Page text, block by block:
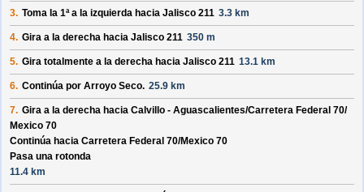
3. Toma la 1ª a la izquierda hacia Jalisco 211 3.3 km
4. Gira a la derecha hacia Jalisco 211 350 m
5. Gira totalmente a la derecha hacia Jalisco 211 13.1 km
6. Continúa por Arroyo Seco. 25.9 km
7. Gira a la derecha hacia Calvillo - Aguascalientes/Carretera Federal 70/
Mexico 70
Continúa hacia Carretera Federal 70/Mexico 70
Pasa una rotonda
11.4 km